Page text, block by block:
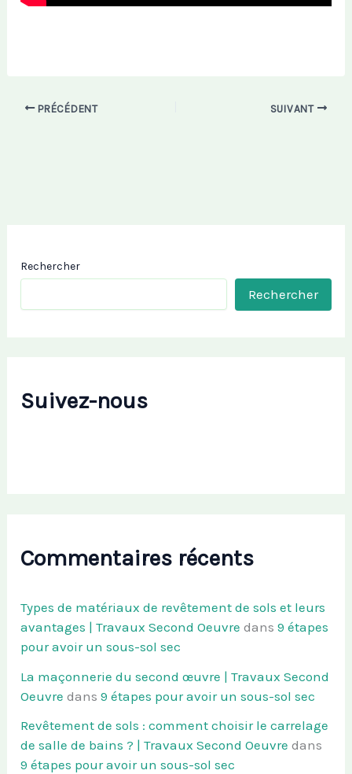
PRÉCÉDENT SUIVANT
Rechercher
Rechercher
Suivez-nous
Commentaires récents
Types de matériaux de revêtement de sols et leurs
avantages | Travaux Second Oeuvre dans9 étapes
pour avoir un sous-sol sec
La maçonnerie du second œuvre | Travaux Second
Oeuvre dans9 étapes pour avoir un sous-sol sec
Revêtement de sols : comment choisir le carrelage
de salle de bains ? | Travaux Second Oeuvre dans
9 étapes pour avoir un sous-sol sec